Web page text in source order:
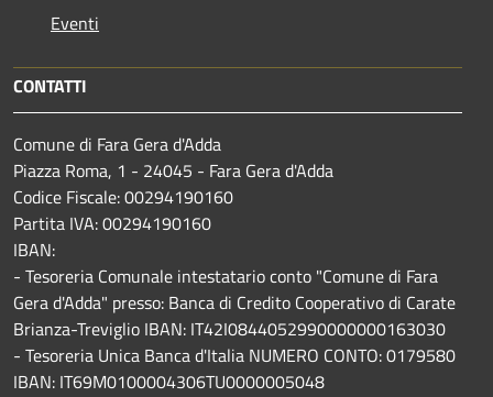
Eventi
CONTATTI
Comune di Fara Gera d'Adda
Piazza Roma, 1 - 24045 - Fara Gera d'Adda
Codice Fiscale: 00294190160
Partita IVA: 00294190160
IBAN:
- Tesoreria Comunale intestatario conto "Comune di Fara
Gera d'Adda" presso: Banca di Credito Cooperativo di Carate
Brianza-Treviglio IBAN: IT42I0844052990000000163030
- Tesoreria Unica Banca d'Italia NUMERO CONTO: 0179580
IBAN: IT69M0100004306TU0000005048